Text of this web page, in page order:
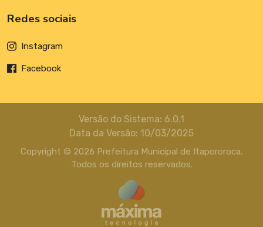
Redes sociais
Instagram
Facebook
Versão do Sistema: 6.0.1
Data da Versão: 10/03/2025
Copyright © 2026 Prefeitura Municipal de Itapororoca.
Todos os direitos reservados.